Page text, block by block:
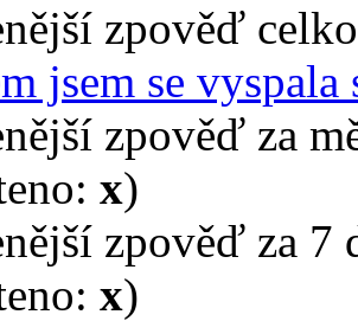
zpověď
jsem se vyspala
zpověď za
x)
zpověď za 7
x)